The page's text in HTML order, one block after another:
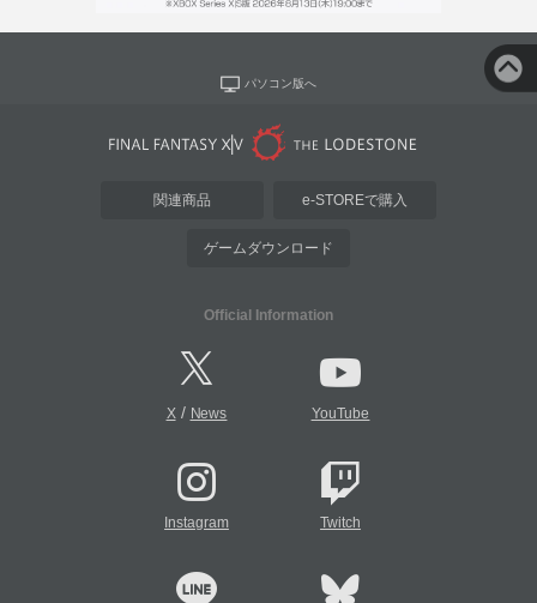
パソコン版へ
関連商品 e-STOREで購入
ゲームダウンロード
Official Information
X/ News YouTube
Instagram Twitch